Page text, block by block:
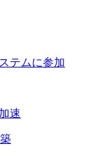
テムに参加
速